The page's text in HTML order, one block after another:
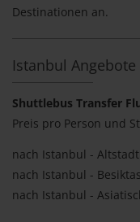
Destinationen an.
Istanbul Angebote
Shuttlebus Transfer
Preis pro Person und
nach Istanbul - Altstadt
nach Istanbul - Besiktas
nach Istanbul -